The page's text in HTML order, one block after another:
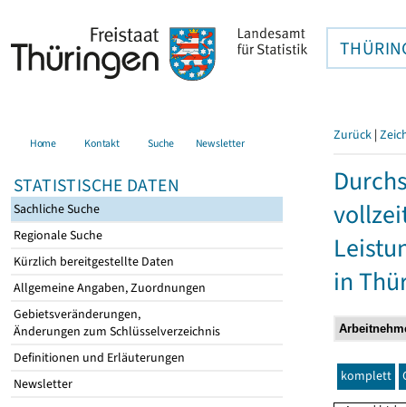
Home Kontakt Suche Newsletter
STATISTISCHE DATEN
Sachliche Suche
Regionale Suche
Kürzlich bereitgestellte Daten
Allgemeine Angaben, Zuordnungen
Gebietsveränderungen,
Änderungen zum Schlüsselverzeichnis
Definitionen und Erläuterungen
Newsletter
Zurück |
in
komplett